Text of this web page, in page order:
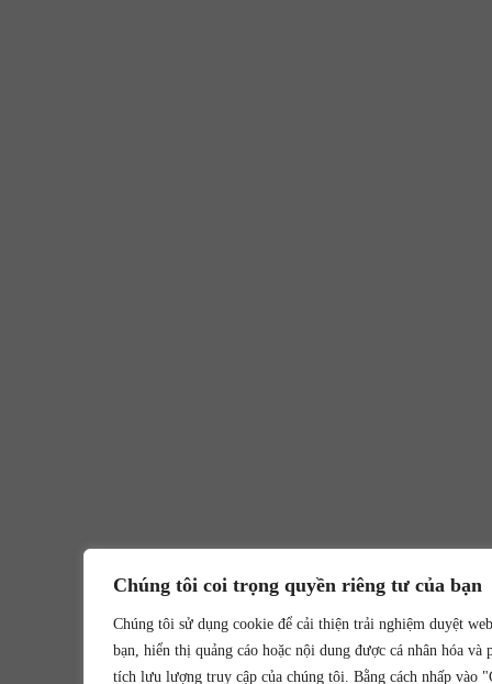
Chúng tôi coi trọng quyền riêng tư của bạn
Chúng tôi sử dụng cookie để cải thiện trải nghiệm duyệt
bạn, hiển thị quảng cáo hoặc nội dung được cá nhân hóa và
tích lưu lượng truy cập của chúng tôi. Bằng cách nhấp vào